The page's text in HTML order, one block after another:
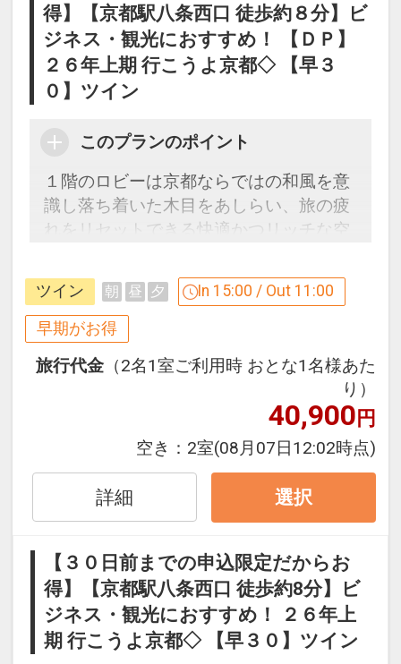
得】【京都駅八条西口 徒歩約８分】ビ
ジネス・観光におすすめ！ 【ＤＰ】
２６年上期 行こうよ京都◇ 【早３
０】ツイン
このプランのポイント
１階のロビーは京都ならではの和風を意
識し落ち着いた木目をあしらい、旅の疲
れをリセットできる快適かつリッチな空
完備。
３０日前までのご予約でお得に宿泊！
早期予約限定！３０日前までのご予約が
※本プランは３０日前までの受付限定で
２９日前以降の宿泊条件の変更（部屋、
人数、おとな・こどもの内訳、食事条
件・内容 等）はできません。
「食事なしプラン」と「朝食付プラン」
をご用意しています。
●「食事なしプラン」と「朝食付プラ
ン」を掲載しています。
ツイン 朝 昼 夕 In 15:00 / Out 11:00
早期がお得
旅行代金 （2名1室ご利用時 おとな1名様あた
り）
40,900円
空き： 2室(08月07日12:02時点)
詳細 選択
【３０日前までの申込限定だからお
得】【京都駅八条西口 徒歩約8分】ビ
ジネス・観光におすすめ！ ２６年上
期 行こうよ京都◇ 【早３０】ツイン